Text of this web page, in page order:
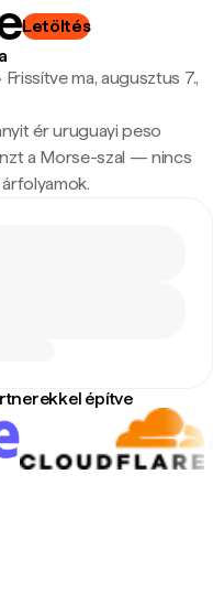
Letöltés
· Frissítve ma, augusztus 7.,
ér uruguayi peso
a Morse-szal — nincs
építve